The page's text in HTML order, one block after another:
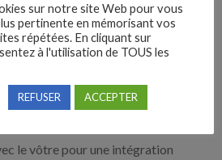
entreprises
! Moteurs de recherches,
nombreux sont nos
le vôtre pour une intégration
sur notre site Web pour vous
pertinente en mémorisant vos
répétées. En cliquant sur
à l'utilisation de TOUS les
REFUSER ACCEPTER